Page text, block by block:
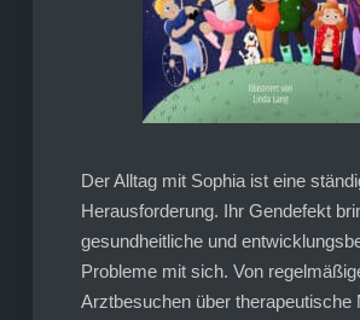
Der Alltag mit Sophia ist eine
Herausforderung. Ihr Gendefekt
gesundheitliche und
Probleme mit sich. Von
Arztbesuchen über therapeutische